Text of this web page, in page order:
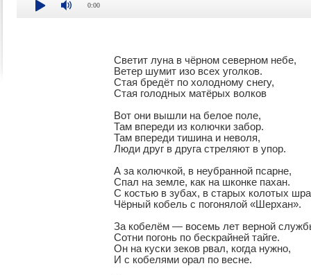
0:00
Светит луна в чёрном северном небе,
Ветер шумит изо всех уголков.
Стая бредёт по холодному снегу,
Стая голодных матёрых волков
Вот они вышли на белое поле,
Там впереди из колючки забор.
Там впереди тишина и неволя,
Люди друг в друга стреляют в упор.
А за колючкой, в неубранной псарне,
Спал на земле, как на шконке пахан.
С костью в зубах, в старых колотых
Чёрный кобель с погонялой «Шерхан».
За кобелём — восемь лет верной
Сотни погонь по бескрайней тайге.
Он на куски зеков рвал, когда нужно,
И с кобелями орал по весне.